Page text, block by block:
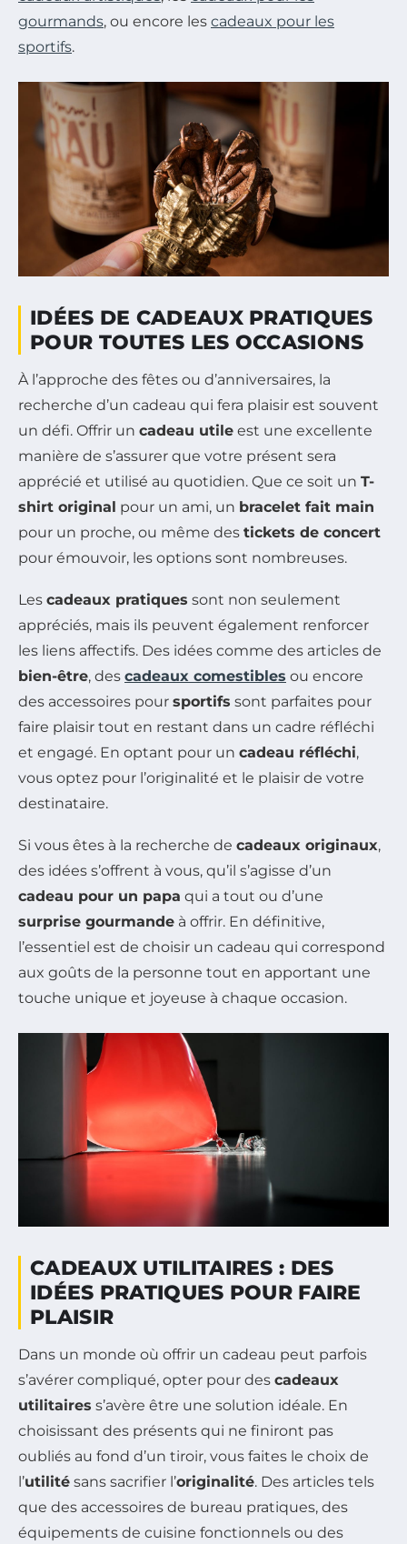
gourmands, ou encore les cadeaux pour les
sportifs.
IDÉES DE CADEAUX PRATIQUES
POUR TOUTES LES OCCASIONS
À l’approche des fêtes ou d’anniversaires, la
recherche d’un cadeau qui fera plaisir est souvent
un défi. Offrir un cadeau utile est une excellente
manière de s’assurer que votre présent sera
apprécié et utilisé au quotidien. Que ce soit un T-
shirt original pour un ami, un bracelet fait main
pour un proche, ou même des tickets de concert
pour émouvoir, les options sont nombreuses.
Les cadeaux pratiques sont non seulement
appréciés, mais ils peuvent également renforcer
les liens affectifs. Des idées comme des articles de
bien-être, des cadeaux comestibles ou encore
des accessoires pour sportifs sont parfaites pour
faire plaisir tout en restant dans un cadre réfléchi
et engagé. En optant pour un cadeau réfléchi,
vous optez pour l’originalité et le plaisir de votre
destinataire.
Si vous êtes à la recherche de cadeaux originaux,
des idées s’offrent à vous, qu’il s’agisse d’un
cadeau pour un papa qui a tout ou d’une
surprise gourmande à offrir. En définitive,
l’essentiel est de choisir un cadeau qui correspond
aux goûts de la personne tout en apportant une
touche unique et joyeuse à chaque occasion.
CADEAUX UTILITAIRES : DES
IDÉES PRATIQUES POUR FAIRE
PLAISIR
Dans un monde où offrir un cadeau peut parfois
s’avérer compliqué, opter pour des cadeaux
utilitaires s’avère être une solution idéale. En
choisissant des présents qui ne finiront pas
oubliés au fond d’un tiroir, vous faites le choix de
l’utilité sans sacrifier l’originalité. Des articles tels
que des accessoires de bureau pratiques, des
équipements de cuisine fonctionnels ou des